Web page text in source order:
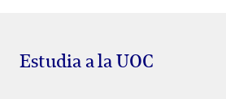
Estudia a la UOC